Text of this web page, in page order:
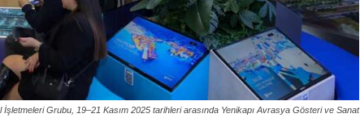
Grubu, 19–21 Kasım 2025 tarihleri arasında Yenikapı Avrasya Gösteri ve Sanat